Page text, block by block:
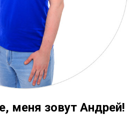
меня зовут Андрей!